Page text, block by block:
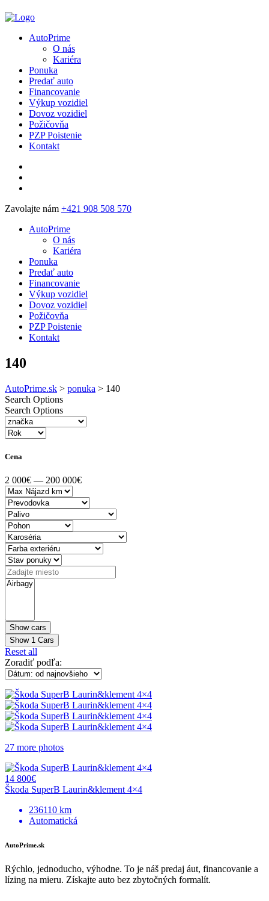
AutoPrime
O nás
Kariéra
Ponuka
Predať auto
Financovanie
Výkup vozidiel
Dovoz vozidiel
Požičovňa
PZP Poistenie
Kontakt
Zavolajte nám +421 908 508 570
AutoPrime
O nás
Kariéra
Ponuka
Predať auto
Financovanie
Výkup vozidiel
Dovoz vozidiel
Požičovňa
PZP Poistenie
Kontakt
140
AutoPrime.sk > ponuka > 140
Search Options
Search Options
Cena
2 000€ — 200 000€
Show 1 Cars
Reset all
Zoradiť podľa:
27 more photos
14 800€
Škoda SuperB Laurin&klement 4×4
236110 km
Automatická
AutoPrime.sk
Rýchlo, jednoducho, výhodne. To je náš predaj áut, financovanie a
lízing na mieru. Získajte auto bez zbytočných formalít.